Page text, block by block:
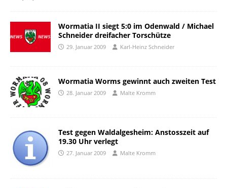
Wormatia II siegt 5:0 im Odenwald / Michael
Schneider dreifacher Torschütze
29. Januar 2009 Karl-Heinz Schneider
Wormatia Worms gewinnt auch zweiten Test
28. Januar 2009 Malte Kromm
Test gegen Waldalgesheim: Anstosszeit auf
19.30 Uhr verlegt
27. Januar 2009 Malte Kromm